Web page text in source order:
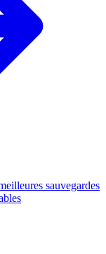
sauvegardes